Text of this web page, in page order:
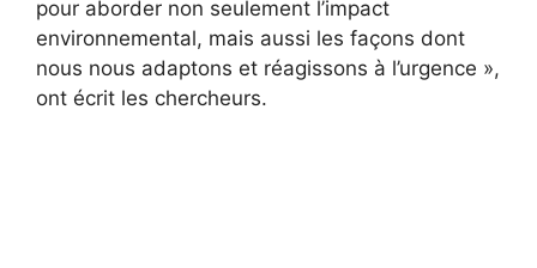
pour aborder non seulement l’impact
environnemental, mais aussi les façons dont
nous nous adaptons et réagissons à l’urgence »,
ont écrit les chercheurs.